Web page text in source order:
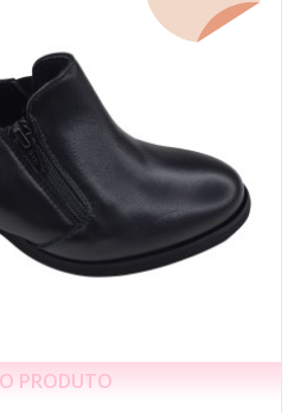
PRODUTO